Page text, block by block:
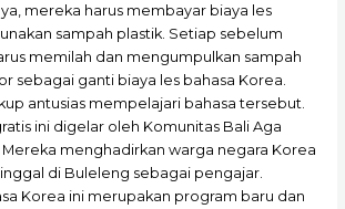
mereka harus membayar biaya les
sampah plastik. Setiap sebelum
memilah dan mengumpulkan sampah
sebagai ganti biaya les bahasa Korea.
antusias mempelajari bahasa tersebut.
ini digelar oleh Komunitas Bali Aga
Mereka menghadirkan warga negara Korea
di Buleleng sebagai pengajar.
Korea ini merupakan program baru dan